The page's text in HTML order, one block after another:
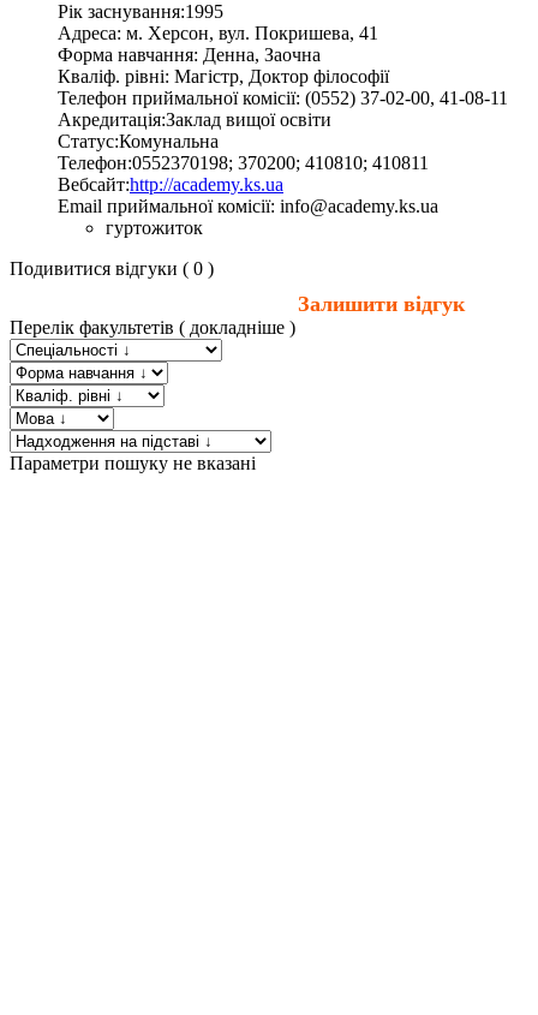
Рік заснування:1995
Адресa: м. Херсон, вул. Покришева, 41
Форма навчання: Денна, Заочна
Кваліф. рівні: Магістр, Доктор філософії
Телефон приймальної комісії: (0552) 37-02-00, 41-08-11
Акредитація:Заклад вищої освіти
Статус:Комунальна
Телефон:0552370198; 370200; 410810; 410811
Вебсайт:http://academy.ks.ua
Email приймальної комісії: info@academy.ks.ua
гуртожиток
Подивитися відгуки ( 0 )
Залишити відгук
Перелiк факультетiв ( докладніше )
Параметри пошуку не вказані